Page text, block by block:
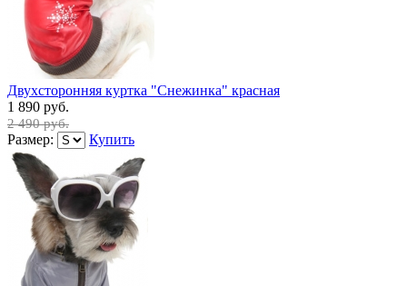
Двухсторонняя куртка "Снежинка" красная
1 890 руб.
2 490 руб.
Размер: Купить